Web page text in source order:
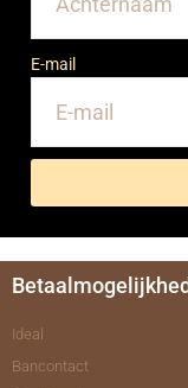
E-mail
Ideal
Bancontact